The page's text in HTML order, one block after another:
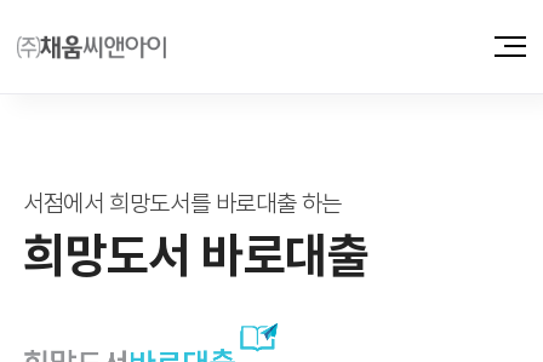
서점에서 희망도서를 바로대출 하는
희망도서 바로대출